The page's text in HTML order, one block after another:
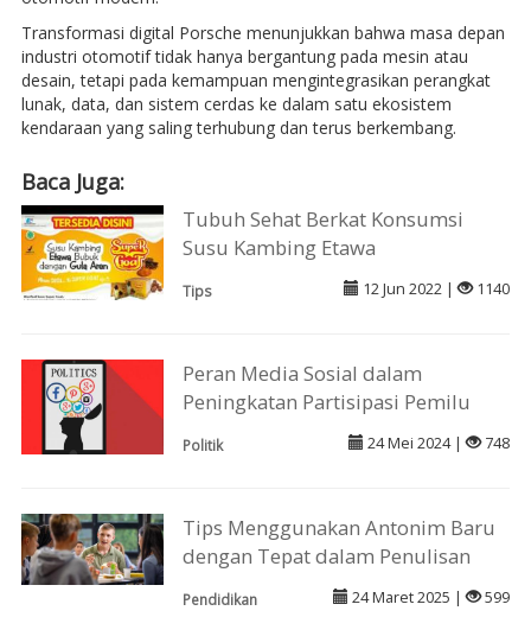
Transformasi digital Porsche menunjukkan bahwa masa depan
industri otomotif tidak hanya bergantung pada mesin atau
desain, tetapi pada kemampuan mengintegrasikan perangkat
lunak, data, dan sistem cerdas ke dalam satu ekosistem
kendaraan yang saling terhubung dan terus berkembang.
Baca Juga:
Tubuh Sehat Berkat Konsumsi
Susu Kambing Etawa
Tips 12 Jun 2022 | 1140
Peran Media Sosial dalam
Peningkatan Partisipasi Pemilu
Politik 24 Mei 2024 | 748
Tips Menggunakan Antonim Baru
dengan Tepat dalam Penulisan
Pendidikan 24 Maret 2025 | 599